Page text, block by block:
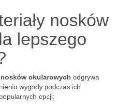
nosków
lepszego
okularowych odgrywa
wygody podczas ich
opcji: